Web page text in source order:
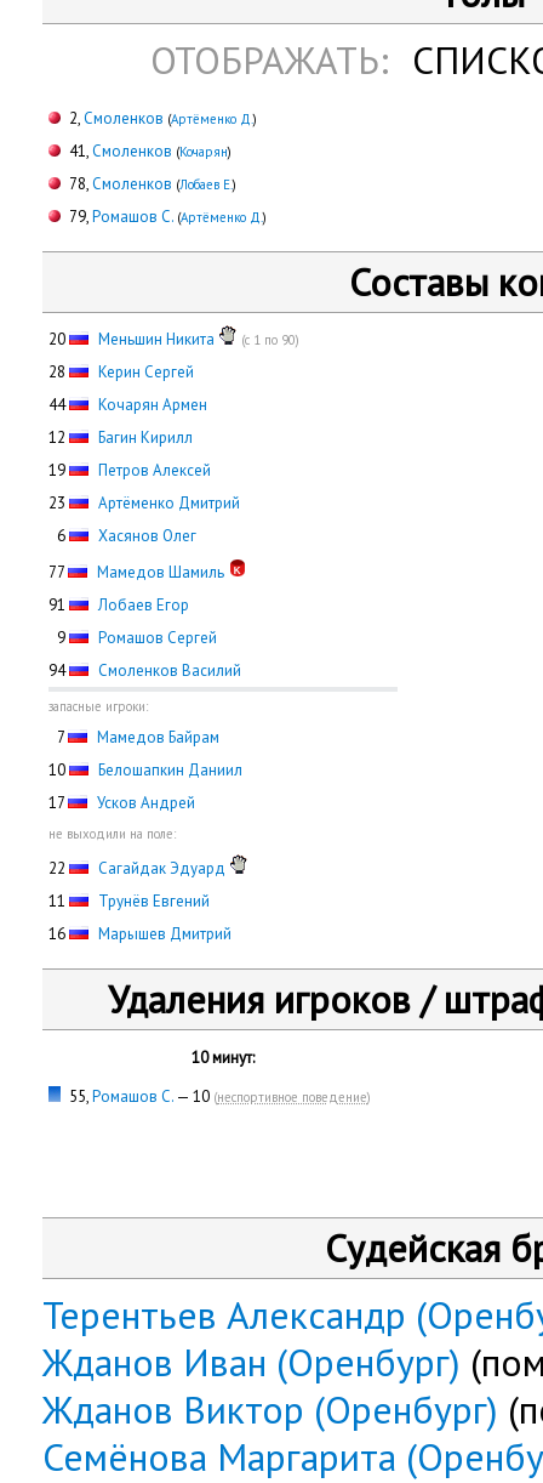
ОТОБРАЖАТЬ:
2,Смоленков (Артёменко Д.)
41,Смоленков (Кочарян)
78,Смоленков (Лобаев Е.)
79,Ромашов С. (Артёменко Д.)
Составы
20 Меньшин Никита (с 1 по 90)
28
Керин Сергей
44
Кочарян Армен
12
Багин Кирилл
19
Петров Алексей
23
Артёменко Дмитрий
6
Хасянов Олег
77
Мамедов Шамиль
91
Лобаев Егор
9
Ромашов Сергей
94
Смоленков Василий
запасные игроки:
7
Мамедов Байрам
10
Белошапкин Даниил
17
Усков Андрей
не выходили на поле:
22
Сагайдак Эдуард
11
Трунёв Евгений
16
Марышев Дмитрий
Удаления игроков /
10 минут:
55,Ромашов С. — 10 (неспортивное поведение)
Судейская
Терентьев Александр
Жданов Иван (Оренбург)
Жданов Виктор (Оренбург)
Семёнова Маргарита